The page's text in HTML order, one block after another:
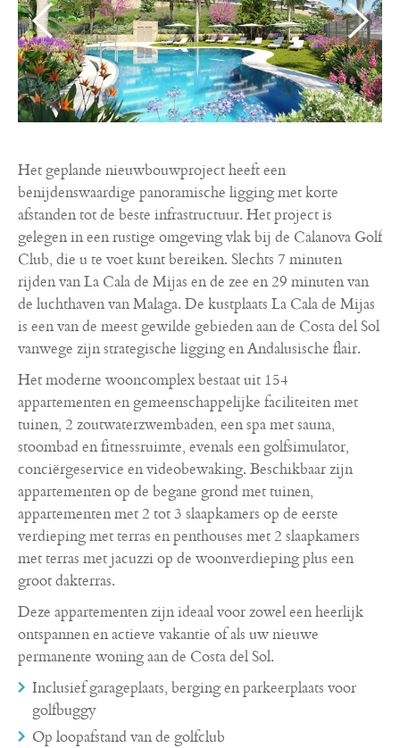
OVER ONS
Het geplande nieuwbouwproject heeft een
benijdenswaardige panoramische ligging met korte
afstanden tot de beste infrastructuur. Het project is
gelegen in een rustige omgeving vlak bij de Calanova Golf
Club, die u te voet kunt bereiken. Slechts 7 minuten
rijden van La Cala de Mijas en de zee en 29 minuten van
de luchthaven van Malaga. De kustplaats La Cala de Mijas
is een van de meest gewilde gebieden aan de Costa del Sol
vanwege zijn strategische ligging en Andalusische flair.
Het moderne wooncomplex bestaat uit 154
appartementen en gemeenschappelijke faciliteiten met
tuinen, 2 zoutwaterzwembaden, een spa met sauna,
stoombad en fitnessruimte, evenals een golfsimulator,
conciërgeservice en videobewaking. Beschikbaar zijn
appartementen op de begane grond met tuinen,
appartementen met 2 tot 3 slaapkamers op de eerste
verdieping met terras en penthouses met 2 slaapkamers
met terras met jacuzzi op de woonverdieping plus een
groot dakterras.
Deze appartementen zijn ideaal voor zowel een heerlijk
ontspannen en actieve vakantie of als uw nieuwe
permanente woning aan de Costa del Sol.
Inclusief garageplaats, berging en parkeerplaats voor
golfbuggy
Op loopafstand van de golfclub